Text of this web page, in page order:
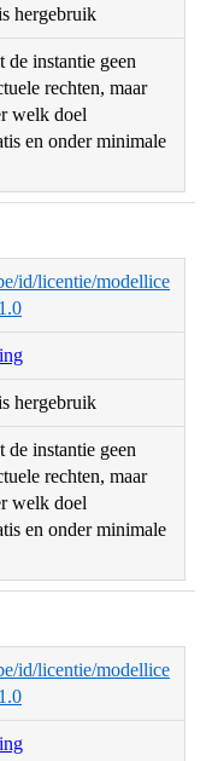
hergebruik
de instantie geen
rechten, maar
welk doel
en onder minimale
id/licentie/modellice
hergebruik
de instantie geen
rechten, maar
welk doel
en onder minimale
id/licentie/modellice